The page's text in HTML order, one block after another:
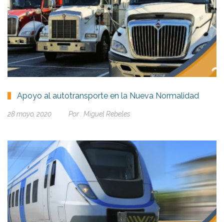
Apoyo al autotransporte en la Nueva Normalidad
28 mayo, 2020 Por : Miguel Rebeles